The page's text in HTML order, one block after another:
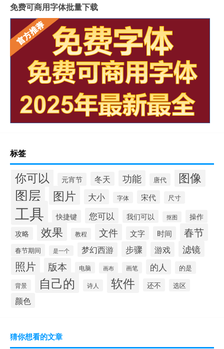
免费可商用字体批量下载
标签
你可以 元宵节 冬天 功能 唐代 图像
图层 图片 大小 字体 宋代 尺寸
工具 快捷键 您可以 我们可以 抠图
操作
攻略
效果 教程 文件 文字 时间 春节
春节期间 是一个 梦幻西游 步骤 游戏 滤镜
照片 版本 电脑 画布 画笔 的人 的是
背景 自己的 诗人 软件 还不 选区
颜色
猜你想看的文章